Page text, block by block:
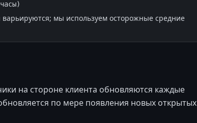
варьируются; мы используем осторожные средние
на стороне клиента обновляются каждые
по мере появления новых открытых